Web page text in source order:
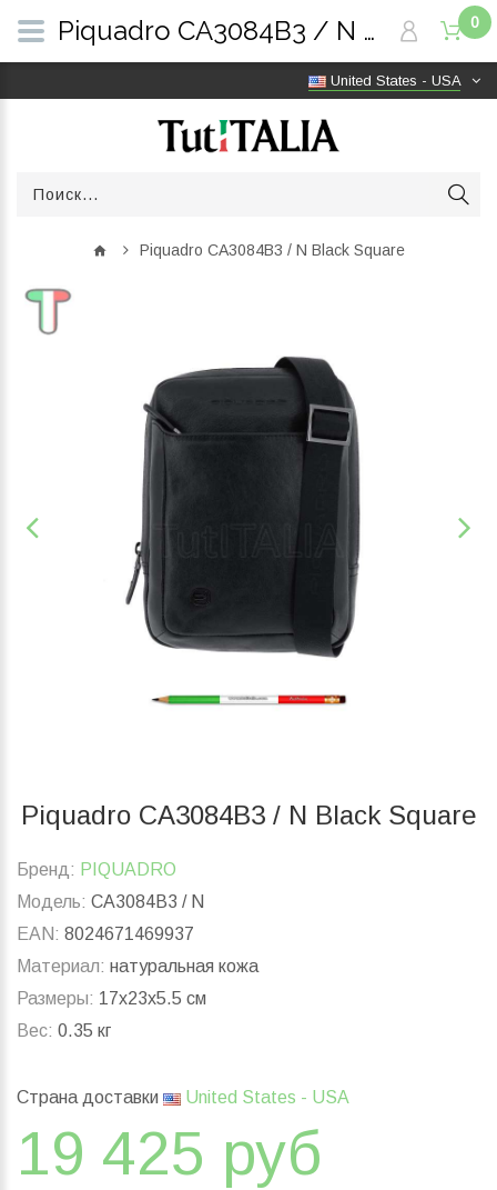
United States - USA
0
Piquadro CA3084B3 / N Black Square
Piquadro CA3084B3 / N Black Square
Бренд: PIQUADRO
Модель: CA3084B3 / N
EAN: 8024671469937
Материал: натуральная кожа
Размеры: 17x23x5.5 см
Вес: 0.35 кг
Страна доставки United States - USA
19 425 руб
Piquadro CA3084B3 / N Black Square | TutITALIA